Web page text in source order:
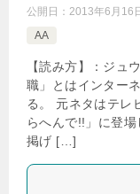
公開日： 2013年6月16
AA
【読み方】：ジュ
職」とはインター
る。 元ネタはテレ
らへんで!!」に登
掲げ […]